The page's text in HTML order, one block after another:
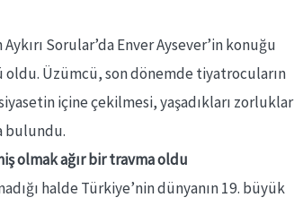
Sorular’da Enver Aysever’in konuğu
Üzümcü, son dönemde tiyatrocuların
içine çekilmesi, yaşadıkları zorluklar
bulundu.
olmak ağır bir travma oldu
halde Türkiye’nin dünyanın 19. büyük